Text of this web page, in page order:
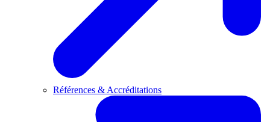
Références & Accréditations